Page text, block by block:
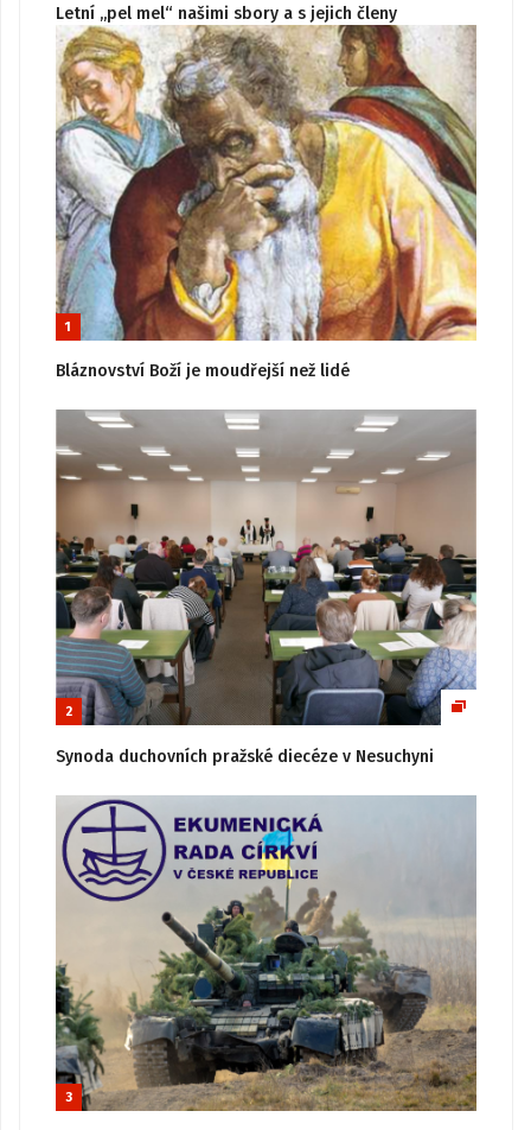
Letní „pel mel“ našimi sbory a s jejich členy
1
Bláznovství Boží je moudřejší než lidé
2
Synoda duchovních pražské diecéze v Nesuchyni
3